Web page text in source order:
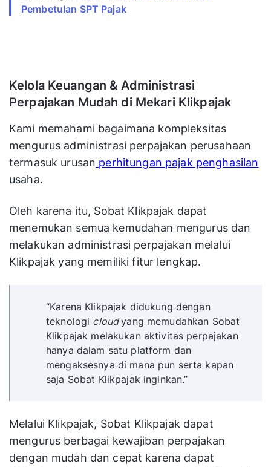
Pembetulan SPT Pajak
Kelola Keuangan & Administrasi
Perpajakan Mudah di Mekari Klikpajak
Kami memahami bagaimana kompleksitas
mengurus administrasi perpajakan perusahaan
termasuk urusan perhitungan pajak penghasilan
usaha.
Oleh karena itu, Sobat Klikpajak dapat
menemukan semua kemudahan mengurus dan
melakukan administrasi perpajakan melalui
Klikpajak yang memiliki fitur lengkap.
“Karena Klikpajak didukung dengan
teknologi cloudyang memudahkan Sobat
Klikpajak melakukan aktivitas perpajakan
hanya dalam satu platform dan
mengaksesnya di mana pun serta kapan
saja Sobat Klikpajak inginkan.”
Melalui Klikpajak, Sobat Klikpajak dapat
mengurus berbagai kewajiban perpajakan
dengan mudah dan cepat karena dapat